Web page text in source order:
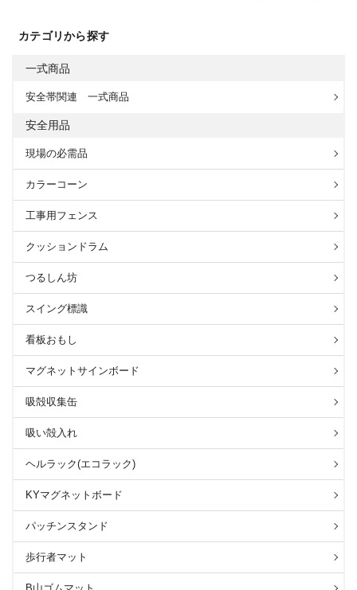
カテゴリから探す
一式商品
安全帯関連 一式商品
安全用品
現場の必需品
カラーコーン
工事用フェンス
クッションドラム
つるしん坊
スイング標識
看板おもし
マグネットサインボード
吸殻収集缶
吸い殻入れ
ヘルラック(エコラック)
KYマグネットボード
パッチンスタンド
歩行者マット